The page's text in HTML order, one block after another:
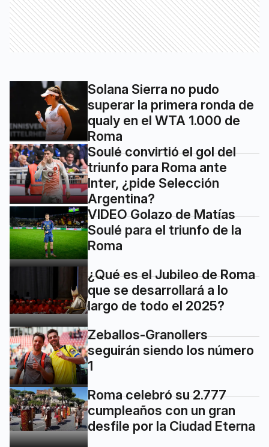
Solana Sierra no pudo
superar la primera ronda de
qualy en el WTA 1.000 de
Roma
Soulé convirtió el gol del
triunfo para Roma ante
Inter, ¿pide Selección
Argentina?
VIDEO Golazo de Matías
Soulé para el triunfo de la
Roma
¿Qué es el Jubileo de Roma
que se desarrollará a lo
largo de todo el 2025?
Zeballos-Granollers
seguirán siendo los número
1
Roma celebró su 2.777
cumpleaños con un gran
desfile por la Ciudad Eterna